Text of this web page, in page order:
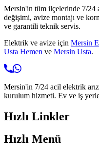
Mersin'in tüm ilçelerinde 7/24
değişimi, avize montajı ve
ve garantili teknik servis.
Elektrik ve avize için Mersin
Usta Hemen ve Mersin Usta.
Mersin'in 7/24 acil elektrik
kurulum hizmeti. Ev ve iş
Hızlı Linkler
Hızlı Menü